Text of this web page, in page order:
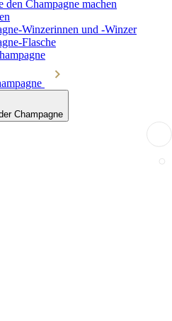
den Champagne machen
Winzerinnen und -Winzer
Flasche
Champagne